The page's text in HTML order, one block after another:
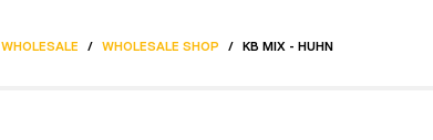
WHOLESALE / WHOLESALE SHOP / KB MIX - HUHN